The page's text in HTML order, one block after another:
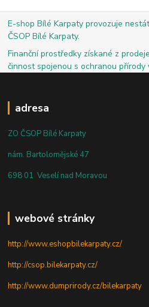
E-shop Bílé Karpaty provozuje
ČSOP Bílé Karpaty.
Finanční prostředky získané z
činnost spojenou s ochranou přírody
adresa
ZO ČSOP Bílé Karpaty
nám. Bartolomějské 47
698 01 Veselí nad Moravou
webové stránky
http://www.eshopbilekarpaty.cz/
http://csop.bilekarpaty.cz/
http://www.dumprirody.cz/bilekarpaty